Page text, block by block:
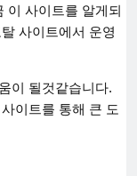
이 사이트를 알게되
사이트에서 운영
이 될것같습니다.
이트를 통해 큰 도